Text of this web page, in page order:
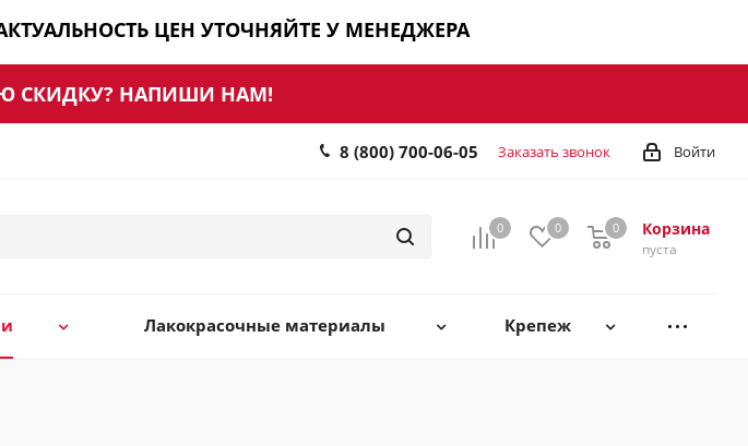
ЦЕН УТОЧНЯЙТЕ У МЕНЕДЖЕРА
СКИДКУ? НАПИШИ НАМ!
Войти
8 (800) 700-06-05 Заказать звонок
0 0 Корзина
0
пуста
0
Лакокрасочные материалы Крепеж